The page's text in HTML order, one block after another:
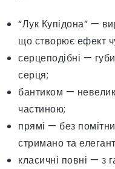
“Лук Купідона” —
що створює ефект
серцеподібні —
серця;
бантиком —
частиною;
прямі — без
стримано та
класичні повні — з